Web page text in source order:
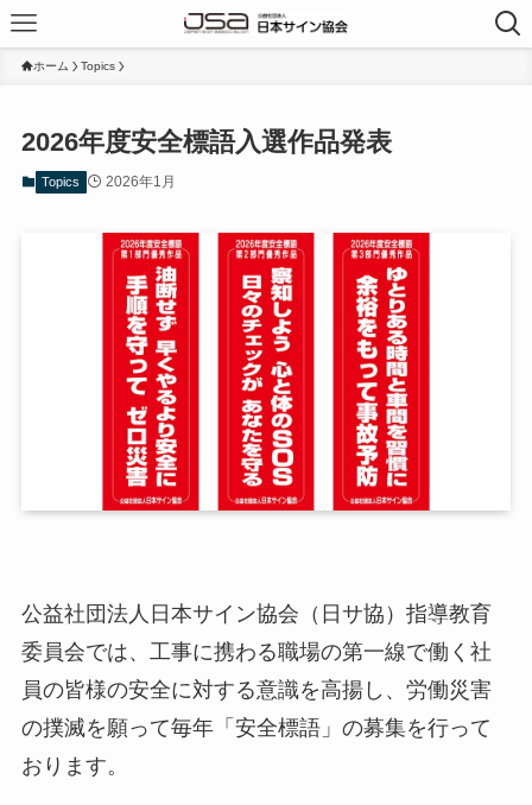
ホーム Topics
2026年度安全標語入選作品発表
Topics 2026年1月
公益社団法人日本サイン協会（日サ協）指導教育
委員会では、工事に携わる職場の第一線で働く社
員の皆様の安全に対する意識を高揚し、労働災害
の撲滅を願って毎年「安全標語」の募集を行って
おります。